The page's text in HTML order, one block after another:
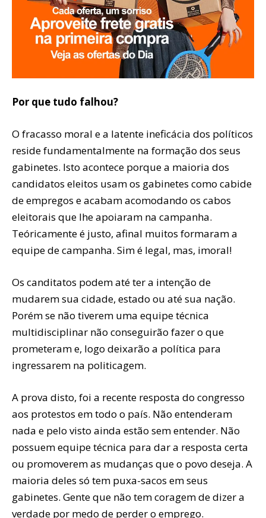
Por que tudo falhou?
O fracasso moral e a latente ineficácia dos políticos
reside fundamentalmente na formação dos seus
gabinetes. Isto acontece porque a maioria dos
candidatos eleitos usam os gabinetes como cabide
de empregos e acabam acomodando os cabos
eleitorais que lhe apoiaram na campanha.
Teóricamente é justo, afinal muitos formaram a
equipe de campanha. Sim é legal, mas, imoral!
Os canditatos podem até ter a intenção de
mudarem sua cidade, estado ou até sua nação.
Porém se não tiverem uma equipe técnica
multidisciplinar não conseguirão fazer o que
prometeram e, logo deixarão a política para
ingressarem na politicagem.
A prova disto, foi a recente resposta do congresso
aos protestos em todo o país. Não entenderam
nada e pelo visto ainda estão sem entender. Não
possuem equipe técnica para dar a resposta certa
ou promoverem as mudanças que o povo deseja. A
maioria deles só tem puxa-sacos em seus
gabinetes. Gente que não tem coragem de dizer a
verdade por medo de perder o emprego.